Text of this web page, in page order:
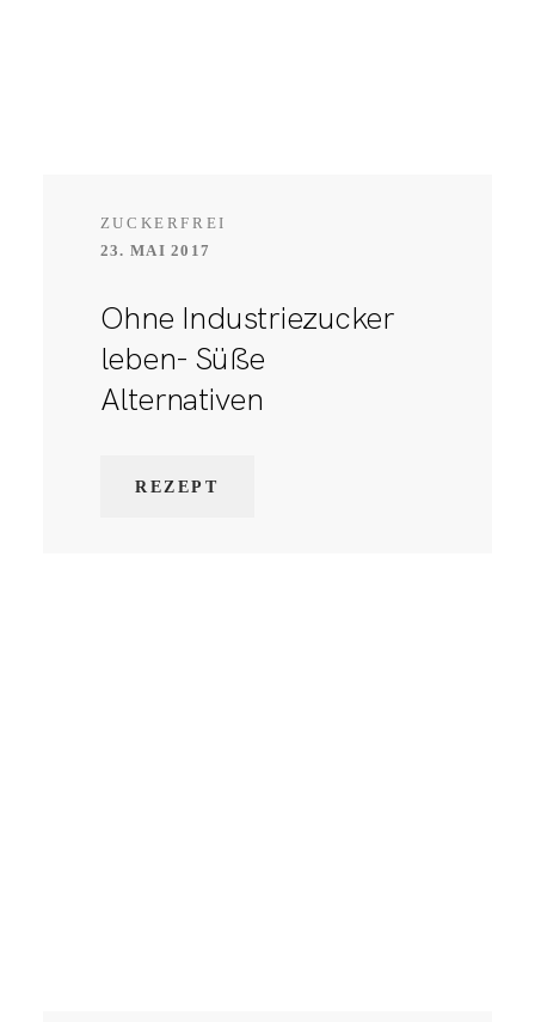
ZUCKERFREI
23. MAI 2017
Ohne Industriezucker
leben- Süße
Alternativen
REZEPT